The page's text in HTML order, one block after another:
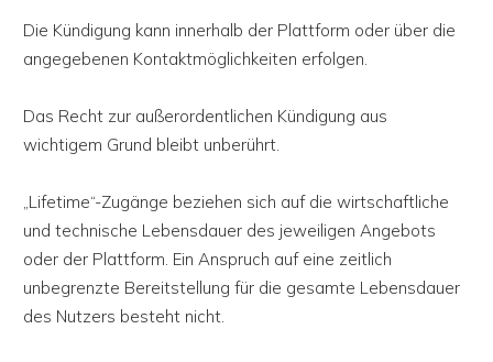
Die Kündigung kann innerhalb der Plattform oder über die
angegebenen Kontaktmöglichkeiten erfolgen.
Das Recht zur außerordentlichen Kündigung aus
wichtigem Grund bleibt unberührt.
„Lifetime“-Zugänge beziehen sich auf die wirtschaftliche
und technische Lebensdauer des jeweiligen Angebots
oder der Plattform. Ein Anspruch auf eine zeitlich
unbegrenzte Bereitstellung für die gesamte Lebensdauer
des Nutzers besteht nicht.